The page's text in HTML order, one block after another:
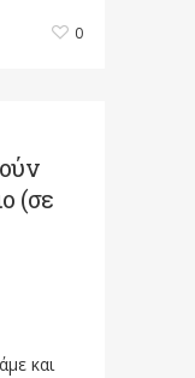
0
(σε
και